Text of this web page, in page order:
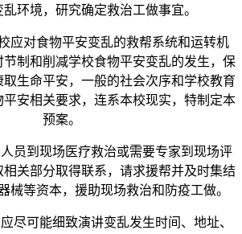
环境，研究确定救治工做事宜。
对食物平安变乱的救帮系统和运转机
制和削减学校食物平安变乱的发生，保
取生命平安，一般的社会次序和学校教育
安相关要求，连系本校现实，特制定本
预案。
到现场医疗救治或需要专家到现场评
关部分取得联系，请求援帮并及时集结
械等资本，援助现场救治和防疫工做。
可能细致演讲变乱发生时间、地址、